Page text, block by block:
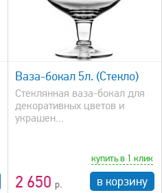
Ваза-бокал 5л. (Стекло)
Стеклянная ваза-бокал для
декоративных цветов и
украшен...
2 650
купить в 1 клик
в корзину